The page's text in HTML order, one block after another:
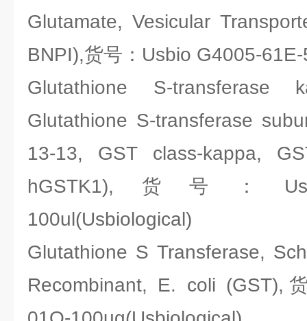
Glutamate, Vesicular
BNPI),货号：Usbio G4005-
Glutathione S-transferase
Glutathione S-transferase
13-13, GST class-kappa,
hGSTK1),货号：
100ul(Usbiological)
Glutathione S Transferase,
Recombinant, E. coli (GST),